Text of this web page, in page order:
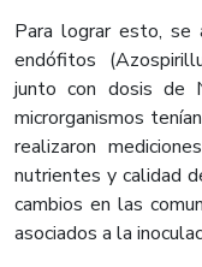
Para lograr esto, se
endófitos
junto con dosis de
microrganismos
realizaron
nutrientes y calidad
cambios en las
asociados a la